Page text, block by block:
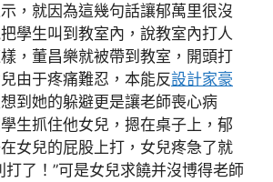
，就因為這幾句話讓郁萬里很沒
學生叫到教室內，說教室內打人
，董昌樂就被帶到教室，開頭打
由于疼痛難忍，本能反設計家豪
到她的躲避更是讓老師喪心病
生抓住他女兒，摁在桌子上，郁
女兒的屁股上打，女兒疼急了就
打了！”可是女兒求饒并沒博得老師